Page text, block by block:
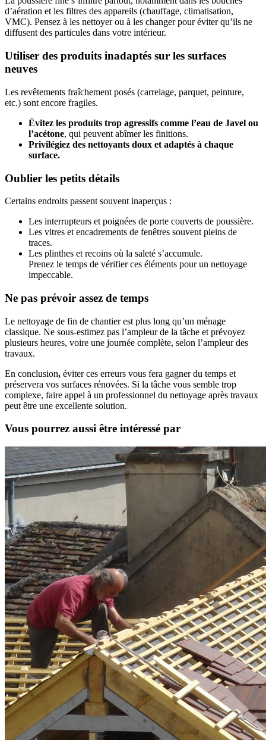
d’aération et les filtres des appareils (chauffage, climatisation,
VMC). Pensez à les nettoyer ou à les changer pour éviter qu’ils ne
diffusent des particules dans votre intérieur.
Utiliser des produits inadaptés sur les surfaces
neuves
Les revêtements fraîchement posés (carrelage, parquet, peinture,
etc.) sont encore fragiles.
Évitez les produits trop agressifs comme l’eau de Javel ou
l’acétone, qui peuvent abîmer les finitions.
Privilégiez des nettoyants doux et adaptés à chaque
surface.
Oublier les petits détails
Certains endroits passent souvent inaperçus :
Les interrupteurs et poignées de porte couverts de poussière.
Les vitres et encadrements de fenêtres souvent pleins de
traces.
Les plinthes et recoins où la saleté s’accumule.
Prenez le temps de vérifier ces éléments pour un nettoyage
impeccable.
Ne pas prévoir assez de temps
Le nettoyage de fin de chantier est plus long qu’un ménage
classique. Ne sous-estimez pas l’ampleur de la tâche et prévoyez
plusieurs heures, voire une journée complète, selon l’ampleur des
travaux.
En conclusion, éviter ces erreurs vous fera gagner du temps et
préservera vos surfaces rénovées. Si la tâche vous semble trop
complexe, faire appel à un professionnel du nettoyage après travaux
peut être une excellente solution.
Vous pourrez aussi être intéressé par